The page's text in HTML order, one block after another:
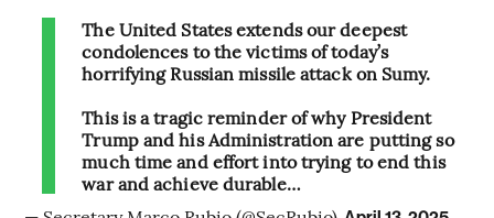
The United States extends our deepest
condolences to the victims of today’s
horrifying Russian missile attack on Sumy.
This is a tragic reminder of why President
Trump and his Administration are putting so
much time and effort into trying to end this
war and achieve durable…